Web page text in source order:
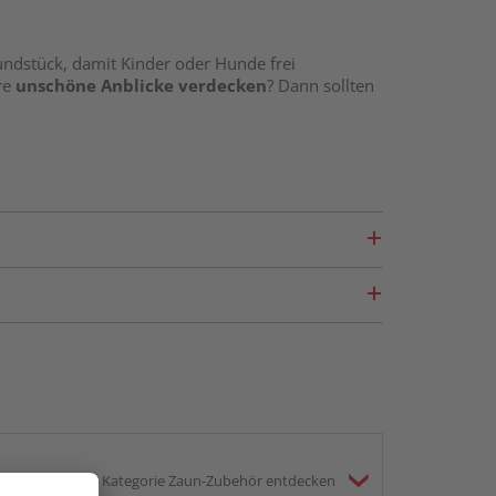
damit Kinder oder Hunde frei
unschöne Anblicke verdecken? Dann sollten
resistent gegen Pilz- und Insektenbefall.
gesamte Kategorie Zaun-Zubehör entdecken